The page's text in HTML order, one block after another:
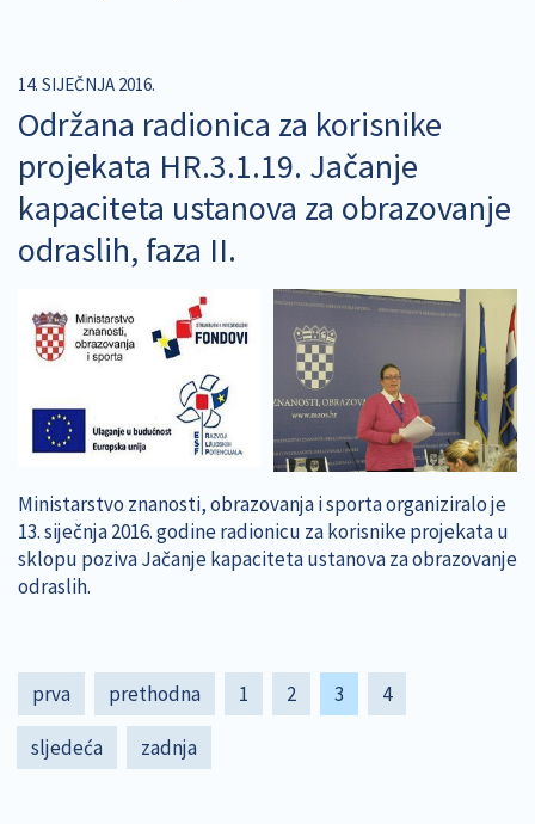
14. SIJEČNJA 2016.
Održana radionica za korisnike
projekata HR.3.1.19. Jačanje
kapaciteta ustanova za obrazovanje
odraslih, faza II.
Ministarstvo znanosti, obrazovanja i sporta organiziralo je
13. siječnja 2016. godine radionicu za korisnike projekata u
sklopu poziva Jačanje kapaciteta ustanova za obrazovanje
odraslih.
Pagination
First
page
prva
Previous
page
prethodna Page
1 Page
2
Current
page
3 Page
4
Next
page
sljedeća
Last
page
zadnja